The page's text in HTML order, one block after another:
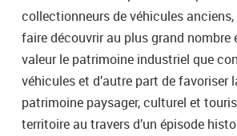
collectionneurs de véhicules anciens,
faire découvrir au plus grand nombre
valeur le patrimoine industriel que
véhicules et d’autre part de favoriser
patrimoine paysager, culturel et
territoire au travers d’un épisode